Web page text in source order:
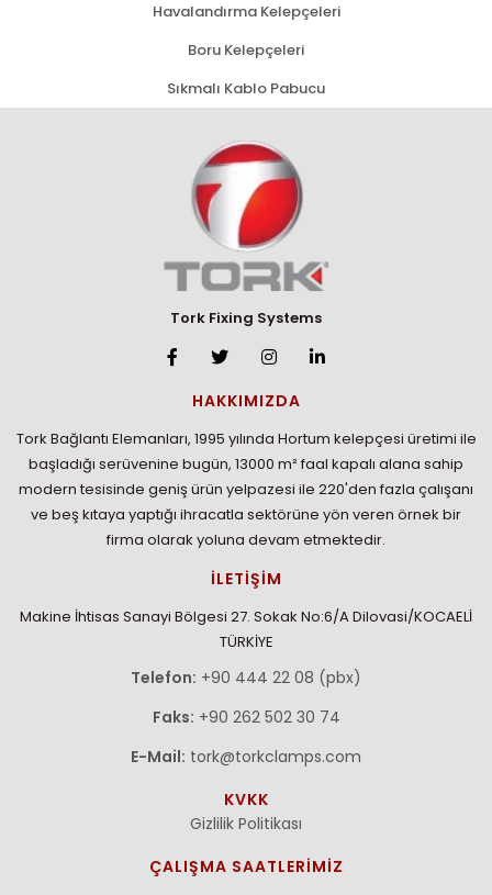
Havalandırma Kelepçeleri
Boru Kelepçeleri
Sıkmalı Kablo Pabucu
Tork Fixing Systems
HAKKIMIZDA
Tork Bağlantı Elemanları, 1995 yılında Hortum kelepçesi üretimi ile
başladığı serüvenine bugün, 13000 m² faal kapalı alana sahip
modern tesisinde geniş ürün yelpazesi ile 220'den fazla çalışanı
ve beş kıtaya yaptığı ihracatla sektörüne yön veren örnek bir
firma olarak yoluna devam etmektedir.
İLETİŞİM
Makine İhtisas Sanayi Bölgesi 27. Sokak No:6/A Dilovasi/KOCAELİ
TÜRKİYE
Telefon: +90 444 22 08 (pbx)
Faks: +90 262 502 30 74
E-Mail: tork@torkclamps.com
KVKK
Gizlilik Politikası
ÇALIŞMA SAATLERİMİZ